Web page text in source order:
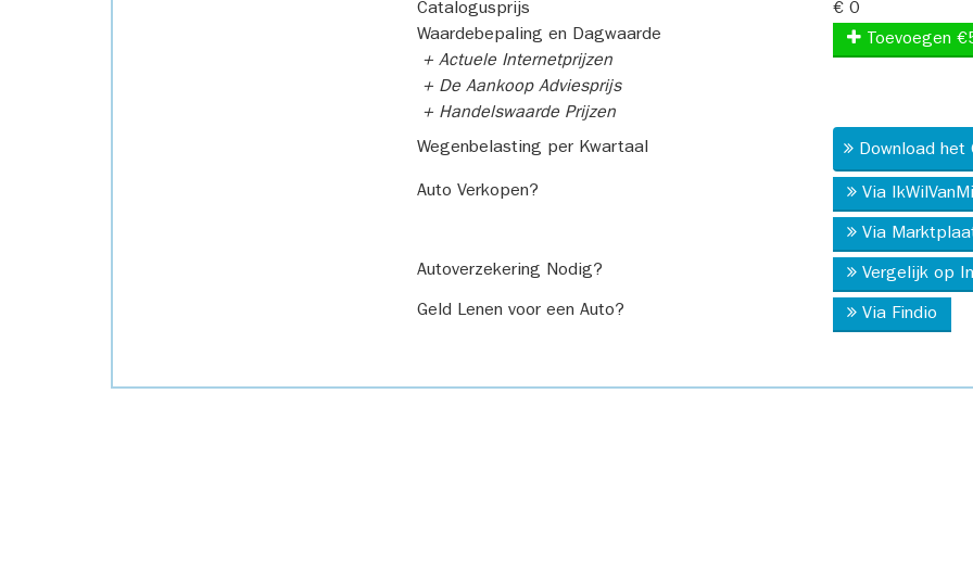
Catalogusprijs
€ 0
Waardebepaling en Dagwaarde
+ Actuele Internetprijzen
+ De Aankoop Adviesprijs
+ Handelswaarde Prijzen
Toevoegen
Wegenbelasting per Kwartaal Download
Auto Verkopen? Via
Via
Autoverzekering Nodig? Vergelijk op
Geld Lenen voor een Auto? Via Findio